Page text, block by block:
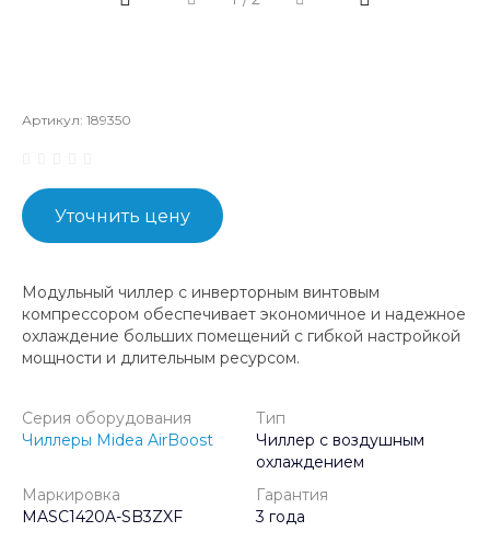
Артикул: 189350
Уточнить цену
Модульный чиллер с инверторным винтовым
компрессором обеспечивает экономичное и надежное
охлаждение больших помещений с гибкой настройкой
мощности и длительным ресурсом.
Серия оборудования
Чиллеры Midea AirBoost
Тип
Чиллер с воздушным
охлаждением
Маркировка
MASC1420A-SB3ZXF
Гарантия
3 года